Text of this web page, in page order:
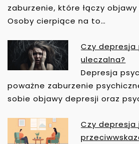
zaburzenie, które łączy
Osoby cierpiące na to…
Czy
uleczalna?
Depresja
poważne zaburzenie
sobie objawy depresji oraz
Czy depresja
W
P
I
S
U